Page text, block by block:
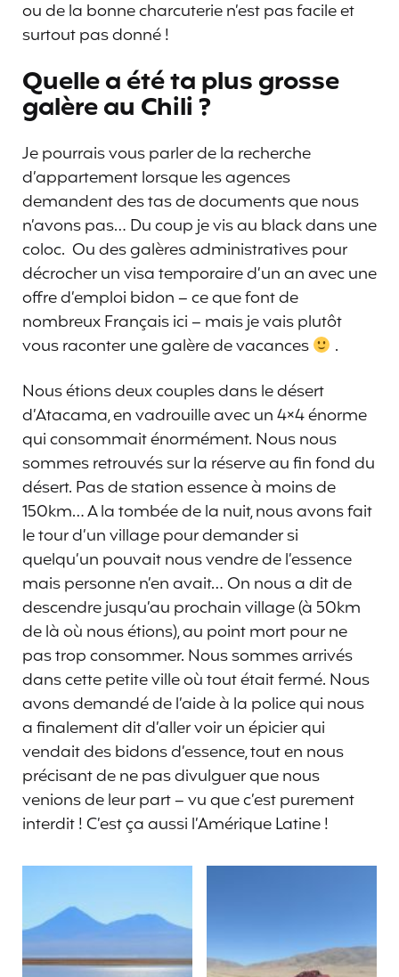
ou de la bonne charcuterie n’est pas facile et
surtout pas donné !
Quelle a été ta plus grosse
galère au Chili ?
Je pourrais vous parler de la recherche
d’appartement lorsque les agences
demandent des tas de documents que nous
n’avons pas… Du coup je vis au black dans une
coloc. Ou des galères administratives pour
décrocher un visa temporaire d’un an avec une
offre d’emploi bidon – ce que font de
nombreux Français ici – mais je vais plutôt
vous raconter une galère de vacances
.
Nous étions deux couples dans le désert
d’Atacama, en vadrouille avec un 4×4 énorme
qui consommait énormément. Nous nous
sommes retrouvés sur la réserve au fin fond du
désert. Pas de station essence à moins de
150km… A la tombée de la nuit, nous avons fait
le tour d’un village pour demander si
quelqu’un pouvait nous vendre de l’essence
mais personne n’en avait… On nous a dit de
descendre jusqu’au prochain village (à 50km
de là où nous étions), au point mort pour ne
pas trop consommer. Nous sommes arrivés
dans cette petite ville où tout était fermé. Nous
avons demandé de l’aide à la police qui nous
a finalement dit d’aller voir un épicier qui
vendait des bidons d’essence, tout en nous
précisant de ne pas divulguer que nous
venions de leur part – vu que c’est purement
interdit ! C’est ça aussi l’Amérique Latine !